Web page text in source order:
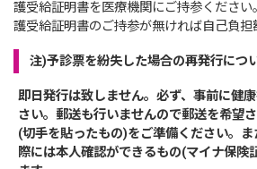
護受給証明書を医療機関にご持参くださ
護受給証明書のご持参が無ければ自己負担
注)予診票を紛失した場合の再発行につ
即日発行は致しません。必ず、事前に健
さい。郵送も行いませんので郵送を希望
(切手を貼ったもの)をご準備ください。
際には本人確認ができるもの(マイナ保険